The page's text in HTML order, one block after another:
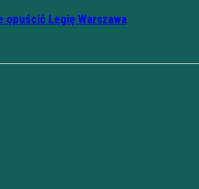
opuścić Legię Warszawa